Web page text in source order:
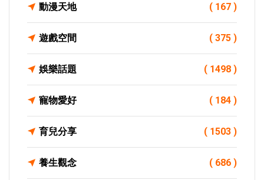
動漫天地 ( 167 )
遊戲空間 ( 375 )
娛樂話題 ( 1498 )
寵物愛好 ( 184 )
育兒分享 ( 1503 )
養生觀念 ( 686 )